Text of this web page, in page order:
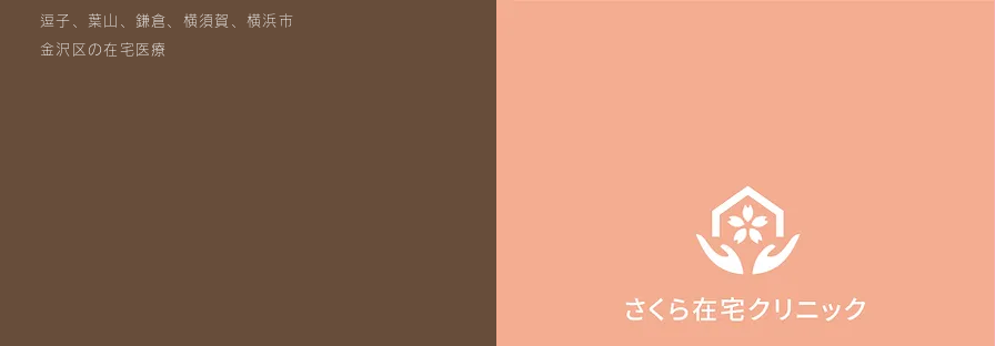
逗子、葉山、鎌倉、横須賀、横浜市
金沢区の在宅医療